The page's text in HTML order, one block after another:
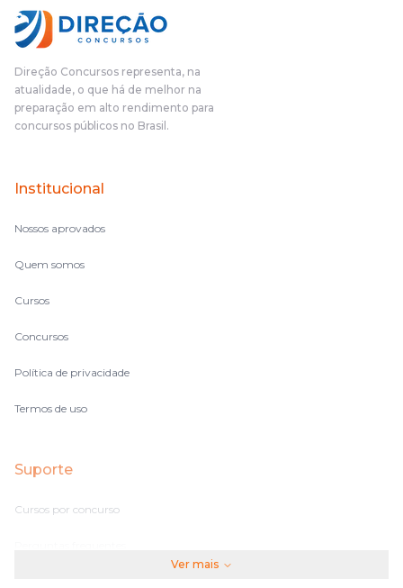
Direção Concursos representa, na
atualidade, o que há de melhor na
preparação em alto rendimento para
concursos públicos no Brasil.
Institucional
Nossos aprovados
Quem somos
Cursos
Concursos
Política de privacidade
Termos de uso
Suporte
Cursos por concurso
Ver mais